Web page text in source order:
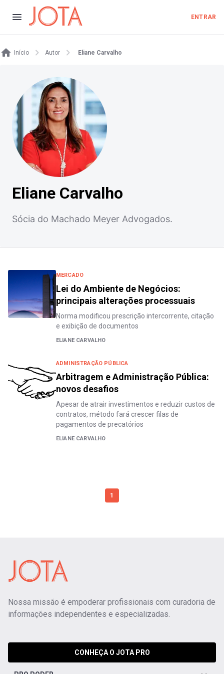
ENTRAR
Início Autor Eliane Carvalho
Eliane Carvalho
Sócia do Machado Meyer Advogados.
MERCADO
Lei do Ambiente de Negócios:
principais alterações processuais
Norma modificou prescrição intercorrente, citação
e exibição de documentos
ELIANE CARVALHO
ADMINISTRAÇÃO PÚBLICA
Arbitragem e Administração Pública:
novos desafios
Apesar de atrair investimentos e reduzir custos de
contratos, método fará crescer filas de
pagamentos de precatórios
ELIANE CARVALHO
1
Nossa missão é empoderar profissionais com curadoria de
informações independentes e especializadas.
CONHEÇA O JOTA PRO